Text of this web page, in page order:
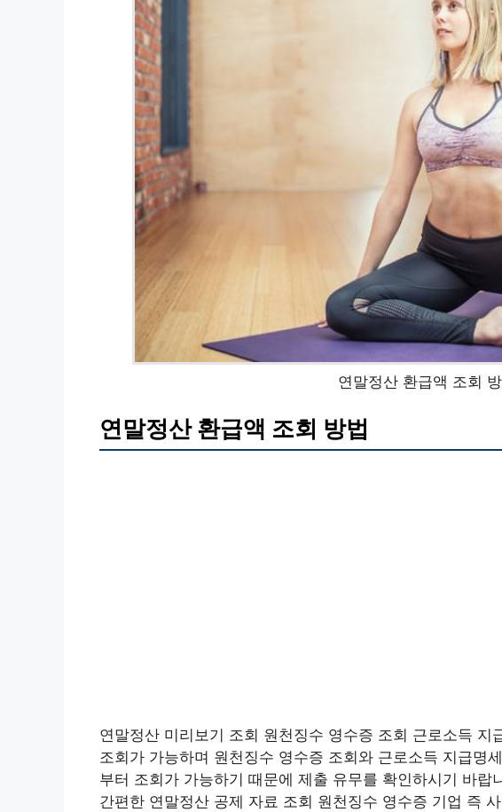
연말정산 환급액 조회
연말정산 환급액 조회 방법
연말정산 미리보기 조회 원천징수 영수증 조회 근로소득 지
조회가 가능하며 원천징수 영수증 조회와 근로소득 지급명
부터 조회가 가능하기 때문에 제출 유무를 확인하시기 바랍
간편한 연말정산 공제 자료 조회 원천징수 영수증 기업 즉